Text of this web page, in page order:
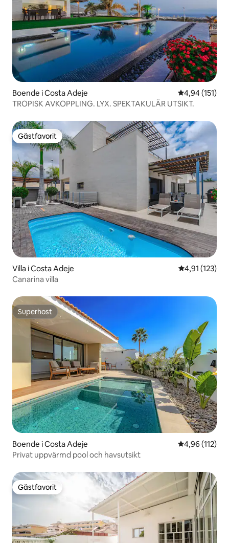
Boende i Costa Adeje 4,94 av 5 i
4,94 (151)
TROPISK AVKOPPLING. LYX. SPEKTAKULÄR UTSIKT.
Gästfavorit
Gästfavorit
Villa i Costa Adeje 4,91 av 5 i
4,91 (123)
Canarina villa
Superhost
Superhost
Boende i Costa Adeje 4,96 av 5 i
4,96 (112)
Privat uppvärmd pool och havsutsikt
Gästfavorit
Gästfavorit